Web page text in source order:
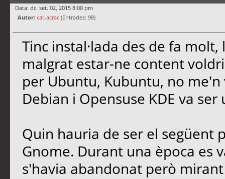
Data: dc. set. 02, 2015 8:00 pm
Autor: cat-acrac (Entrades: 98)
Tinc instal·lada des de fa
malgrat estar-ne content
per Ubuntu, Kubuntu, no
Debian i Opensuse KDE va
Quin hauria de ser el següent
Gnome. Durant una època es
s'havia abandonat però